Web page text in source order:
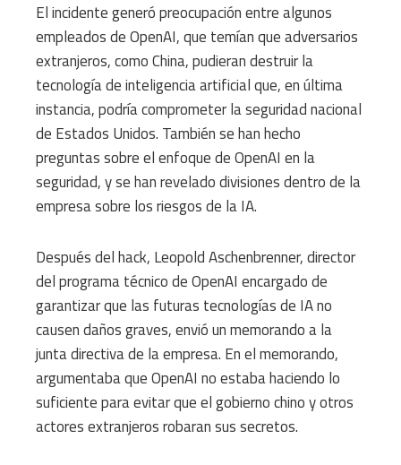
El incidente generó preocupación entre algunos
empleados de OpenAI, que temían que adversarios
extranjeros, como China, pudieran destruir la
tecnología de inteligencia artificial que, en última
instancia, podría comprometer la seguridad nacional
de Estados Unidos. También se han hecho
preguntas sobre el enfoque de OpenAI en la
seguridad, y se han revelado divisiones dentro de la
empresa sobre los riesgos de la IA.
Después del hack, Leopold Aschenbrenner, director
del programa técnico de OpenAI encargado de
garantizar que las futuras tecnologías de IA no
causen daños graves, envió un memorando a la
junta directiva de la empresa. En el memorando,
argumentaba que OpenAI no estaba haciendo lo
suficiente para evitar que el gobierno chino y otros
actores extranjeros robaran sus secretos.